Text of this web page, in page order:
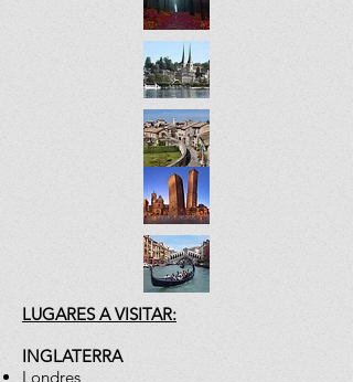
LUGARES A VISITAR:
INGLATERRA
Londres